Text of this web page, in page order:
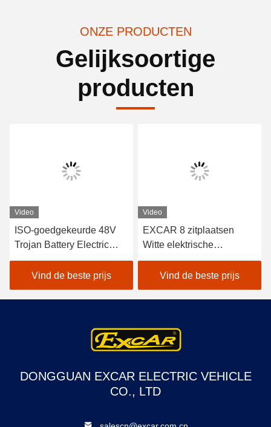
ONZE PRODUCTEN
Gelijksoortige
producten
Video
ISO-goedgekeurde 48V
Trojan Battery Electric
Sightseeing Passenger
Car met Curtis Controller
voor energiezuinige
werking in buiten
Vind de beste prijs
Video
EXCAR 8 zitplaatsen
Witte elektrische
toeristische bus met een
17AH-oplader, geschikt
voor stads- en
resortgebieden
Vind de beste prijs
DONGGUAN EXCAR ELECTRIC VEHICLE
CO., LTD